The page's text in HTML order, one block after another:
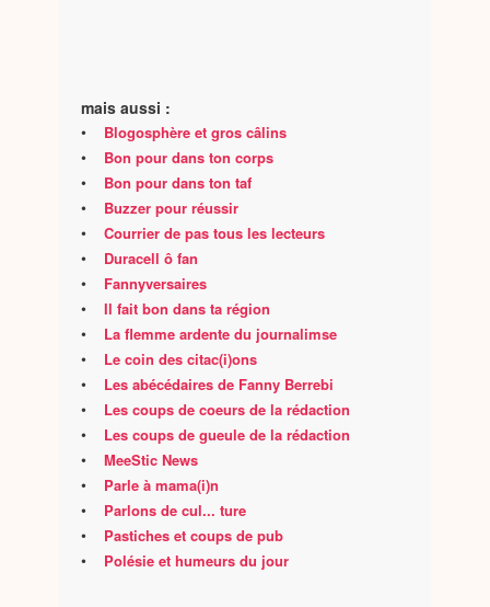
mais aussi :
• Blogosphère et gros câlins
• Bon pour dans ton corps
• Bon pour dans ton taf
• Buzzer pour réussir
• Courrier de pas tous les lecteurs
• Duracell ô fan
• Fannyversaires
• Il fait bon dans ta région
• La flemme ardente du journalimse
• Le coin des citac(i)ons
• Les abécédaires de Fanny Berrebi
• Les coups de coeurs de la rédaction
• Les coups de gueule de la rédaction
• MeeStic News
• Parle à mama(i)n
• Parlons de cul... ture
• Pastiches et coups de pub
• Polésie et humeurs du jour